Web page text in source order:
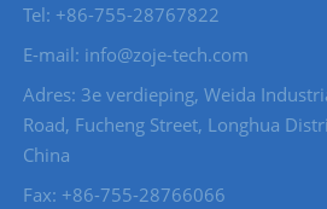
Tel: +86-755-28767822
E-mail: info@zoje-tech.com
Adres: 3e verdieping, Weida
Road, Fucheng Street, Longhua
China
Fax: +86-755-28766066